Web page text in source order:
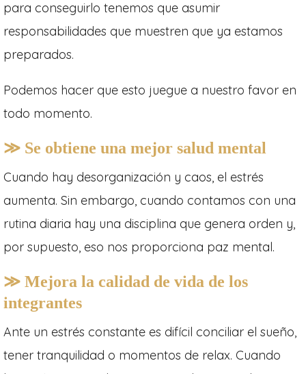
para conseguirlo tenemos que asumir
responsabilidades que muestren que ya estamos
preparados.
Podemos hacer que esto juegue a nuestro favor en
todo momento.
≫ Se obtiene una mejor salud mental
Cuando hay desorganización y caos, el estrés
aumenta. Sin embargo, cuando contamos con una
rutina diaria hay una disciplina que genera orden y,
por supuesto, eso nos proporciona paz mental.
≫ Mejora la calidad de vida de los
integrantes
Ante un estrés constante es difícil conciliar el sueño,
tener tranquilidad o momentos de relax. Cuando